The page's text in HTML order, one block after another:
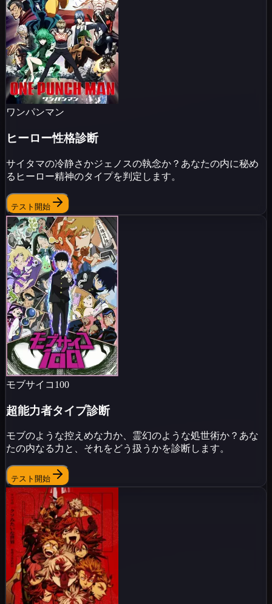
ワンパンマン
ヒーロー性格診断
サイタマの冷静さかジェノスの執念か？あなたの内に秘め
るヒーロー精神のタイプを判定します。
テスト開始
モブサイコ100
超能力者タイプ診断
モブのような控えめな力か、霊幻のような処世術か？あな
たの内なる力と、それをどう扱うかを診断します。
テスト開始